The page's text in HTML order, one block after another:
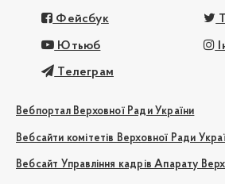
Фейсбук
Ютьюб
Телеграм
Вебпортал Верховної Ради України
Вебсайти комітетів Верховної Ради
Вебсайт Управління кадрів Апарату